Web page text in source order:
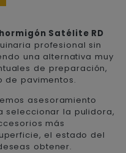
Satélite RD
profesional sin
una alternativa muy
de preparación,
de pavimentos.
asesoramiento
seleccionar la pulidora,
más
el estado del
obtener.